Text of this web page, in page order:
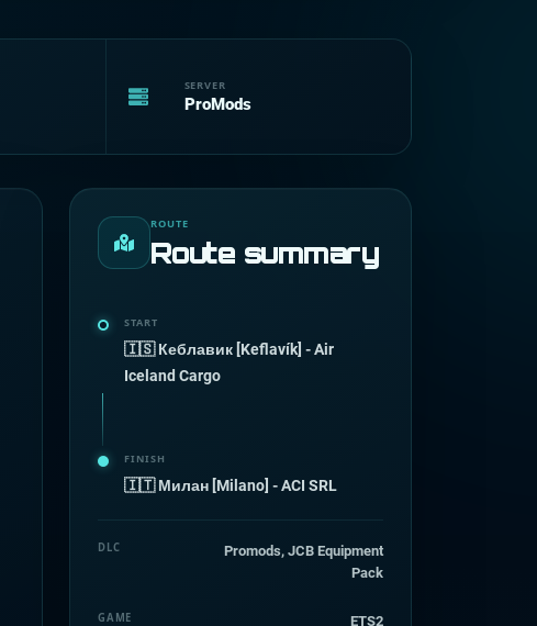
SERVER
ProMods
ROUTE
Route summary
START
🇮🇸 Кеблавик [Keflavík] - Air
Iceland Cargo
FINISH
🇮🇹 Милан [Milano] - ACI SRL
DLC
Promods, JCB Equipment
Pack
GAME ETS2